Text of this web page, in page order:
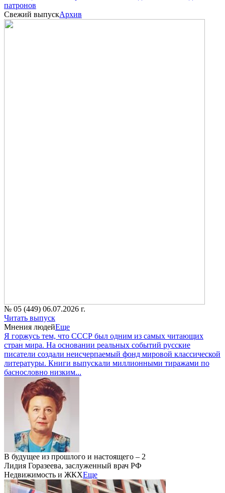
патронов
Свежий выпускАрхив
№ 05 (449) 06.07.2026 г.
Читать выпуск
Мнения людейЕще
Я горжусь тем, что СССР был одним из самых читающих
стран мира. На основании реальных событий русские
писатели создали неисчерпаемый фонд мировой классической
литературы. Книги выпускали миллионными тиражами по
баснословно низким...
В будущее из прошлого и настоящего – 2
Лидия Горазеева, заслуженный врач РФ
Недвижимость и ЖКХЕще